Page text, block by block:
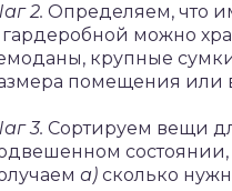
2. Определяем, что
можно
крупные
помещения или
3. Сортируем вещи
состоянии,
а) сколько